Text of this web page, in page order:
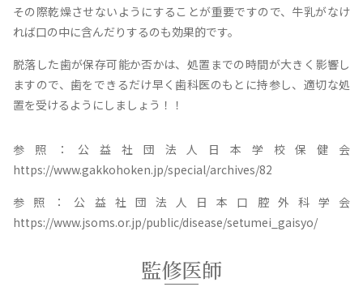
その際乾燥させないようにすることが重要ですので、牛乳がなけ
れば口の中に含んだりするのも効果的です。
脱落した歯が保存可能か否かは、処置までの時間が大きく影響し
ますので、歯をできるだけ早く歯科医のもとに持参し、適切な処
置を受けるようにしましょう！！
参照：公益社団法人日本学校保健会
https://www.gakkohoken.jp/special/archives/82
参照：公益社団法人日本口腔外科学会
https://www.jsoms.or.jp/public/disease/setumei_gaisyo/
監修医師